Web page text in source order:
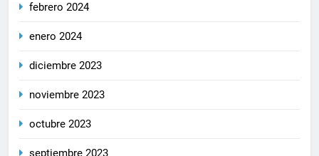
febrero 2024
enero 2024
diciembre 2023
noviembre 2023
octubre 2023
septiembre 2023